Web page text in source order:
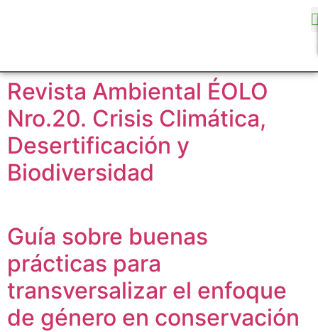
Revista Ambiental ÉOLO
Nro.20. Crisis Climática,
Desertificación y
Biodiversidad
Guía sobre buenas
prácticas para
transversalizar el enfoque
de género en conservación